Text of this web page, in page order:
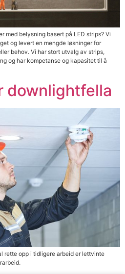
med belysning basert på LED strips? Vi
og levert en mengde løsninger for
behov. Vi har stort utvalg av strips,
og har kompetanse og kapasitet til å
downlightfella
rette opp i tidligere arbeid er lettvinte